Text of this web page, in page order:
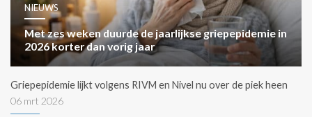
NIEUWS
Met zes weken duurde de jaarlijkse griepepidemie in
2026 korter dan vorig jaar
Griepepidemie lijkt volgens RIVM en Nivel nu over de piek heen
06 mrt 2026